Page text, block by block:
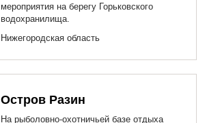
мероприятия на берегу Горьковского
водохранилища.
Нижегородская область
Остров Разин
На рыболовно-охотничьей базе отдыха